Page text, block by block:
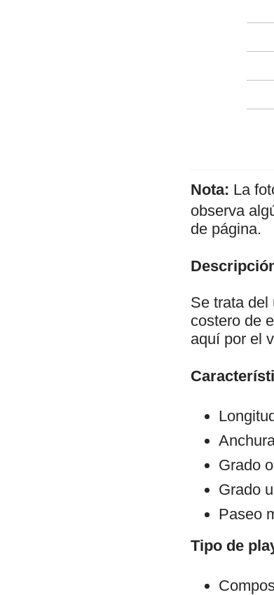
Nota: La
observa
de página.
Se trata del
costero de
aquí por el
Grado
Grado
Paseo
Tipo de